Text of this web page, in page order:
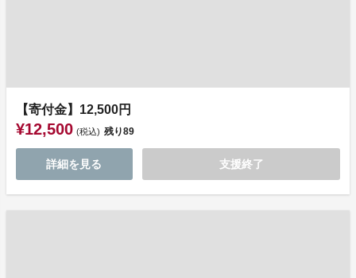
【寄付金】12,500円
¥12,500 (税込) 残り89
詳細を見る 支援終了